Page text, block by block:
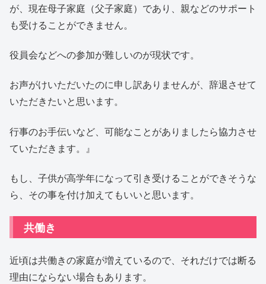
が、現在母子家庭（父子家庭）であり、親などのサポート
も受けることができません。
役員会などへの参加が難しいのが現状です。
お声がけいただいたのに申し訳ありませんが、辞退させて
いただきたいと思います。
行事のお手伝いなど、可能なことがありましたら協力させ
ていただきます。』
もし、子供が高学年になって引き受けることができそうな
ら、その事を付け加えてもいいと思います。
共働き
近頃は共働きの家庭が増えているので、それだけでは断る
理由にならない場合もあります。